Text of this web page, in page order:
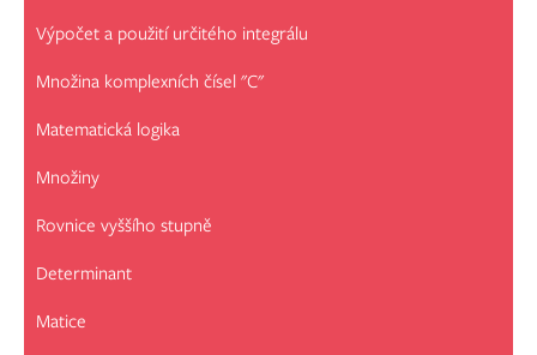
Výpočet a použití určitého integrálu
Množina komplexních čísel "C"
Matematická logika
Množiny
Rovnice vyššího stupně
Determinant
Matice